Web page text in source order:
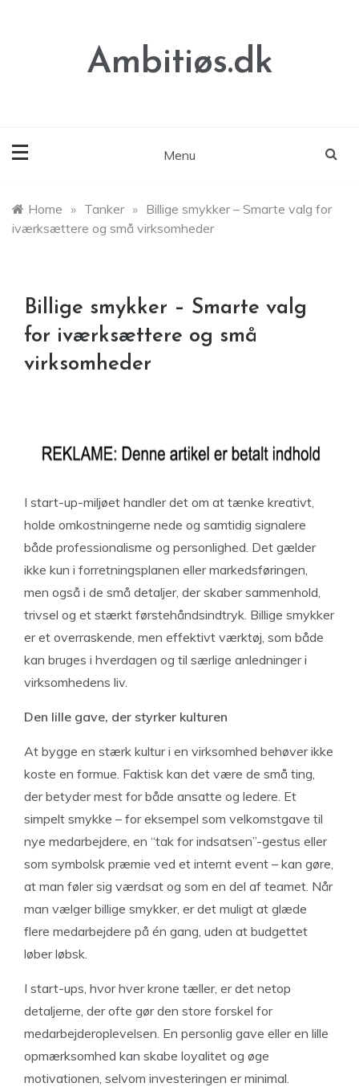
Ambitiøs.dk
Menu
Home » Tanker » Billige smykker – Smarte valg for
iværksættere og små virksomheder
Billige smykker – Smarte valg
for iværksættere og små
virksomheder
I start-up-miljøet handler det om at tænke kreativt,
holde omkostningerne nede og samtidig signalere
både professionalisme og personlighed. Det gælder
ikke kun i forretningsplanen eller markedsføringen,
men også i de små detaljer, der skaber sammenhold,
trivsel og et stærkt førstehåndsindtryk. Billige smykker
er et overraskende, men effektivt værktøj, som både
kan bruges i hverdagen og til særlige anledninger i
virksomhedens liv.
Den lille gave, der styrker kulturen
At bygge en stærk kultur i en virksomhed behøver ikke
koste en formue. Faktisk kan det være de små ting,
der betyder mest for både ansatte og ledere. Et
simpelt smykke – for eksempel som velkomstgave til
nye medarbejdere, en “tak for indsatsen”-gestus eller
som symbolsk præmie ved et internt event – kan gøre,
at man føler sig værdsat og som en del af teamet. Når
man vælger billige smykker, er det muligt at glæde
flere medarbejdere på én gang, uden at budgettet
løber løbsk.
I start-ups, hvor hver krone tæller, er det netop
detaljerne, der ofte gør den store forskel for
medarbejderoplevelsen. En personlig gave eller en lille
opmærksomhed kan skabe loyalitet og øge
motivationen, selvom investeringen er minimal.